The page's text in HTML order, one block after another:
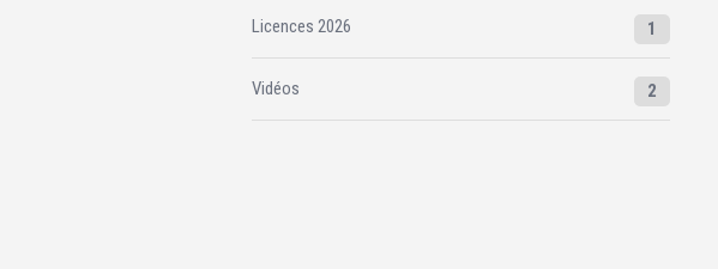
Licences 2026 1
Vidéos 2